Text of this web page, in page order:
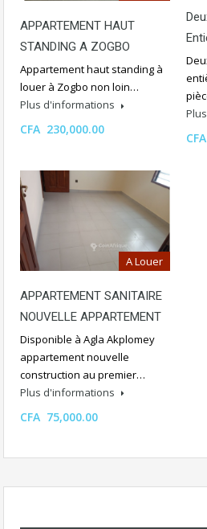
APPARTEMENT HAUT
STANDING A ZOGBO
Appartement haut standing à
louer à Zogbo non loin…
Plus d'informations
CFA 230,000.00
A Louer
APPARTEMENT SANITAIRE
NOUVELLE APPARTEMENT
Disponible à Agla Akplomey
appartement nouvelle
construction au premier…
Plus d'informations
CFA 75,000.00